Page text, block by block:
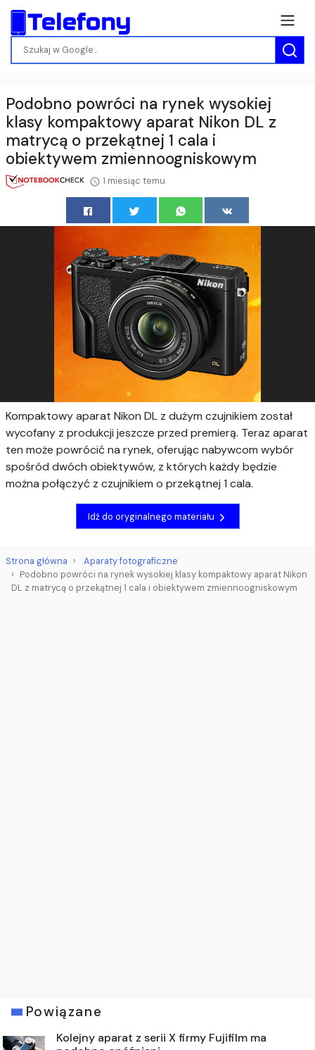
Podobno powróci na rynek wysokiej
klasy kompaktowy aparat Nikon DL z
matrycą o przekątnej 1 cala i
obiektywem zmiennoogniskowym
1 miesiąc temu
Kompaktowy aparat Nikon DL z dużym czujnikiem został
wycofany z produkcji jeszcze przed premierą. Teraz aparat
ten może powrócić na rynek, oferując nabywcom wybór
spośród dwóch obiektywów, z których każdy będzie
można połączyć z czujnikiem o przekątnej 1 cala.
Idź do oryginalnego materiału
Strona główna
Aparaty fotograficzne
Podobno powróci na rynek wysokiej klasy kompaktowy aparat Nikon
DL z matrycą o przekątnej 1 cala i obiektywem zmiennoogniskowym
Powiązane
Kolejny aparat z serii X firmy Fujifilm ma